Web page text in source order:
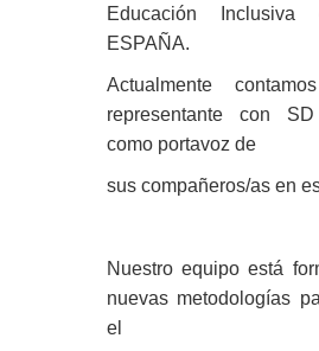
Educación Inclusiva
ESPAÑA.
Actualmente
representante con
como portavoz de
sus compañeros/as en
Nuestro equipo está
nuevas metodologías
el